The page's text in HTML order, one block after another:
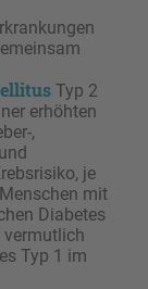
Typ 2
erhöhten
,
je
mit
Diabetes
vermutlich
Typ 1 im